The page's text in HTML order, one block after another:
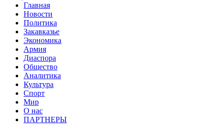
Главная
Новости
Политика
Закавказье
Экономика
Армия
Диаспора
Общество
Аналитика
Культура
Спорт
Мир
О нас
ПАРТНЕРЫ